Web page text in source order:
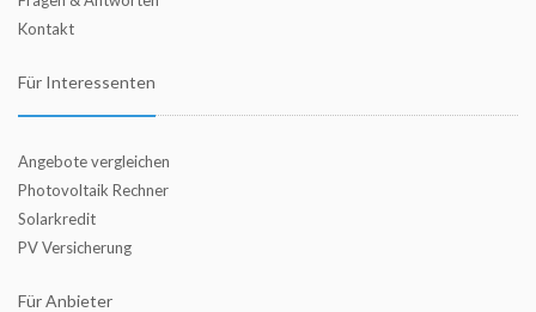
Kontakt
Für Interessenten
Angebote vergleichen
Photovoltaik Rechner
Solarkredit
PV Versicherung
Für Anbieter